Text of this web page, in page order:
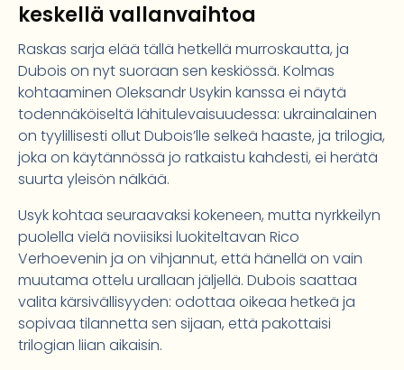
keskellä vallanvaihtoa
Raskas sarja elää tällä hetkellä murroskautta, ja
Dubois on nyt suoraan sen keskiössä. Kolmas
kohtaaminen Oleksandr Usykin kanssa ei näytä
todennäköiseltä lähitulevaisuudessa: ukrainalainen
on tyylillisesti ollut Dubois’lle selkeä haaste, ja trilogia,
joka on käytännössä jo ratkaistu kahdesti, ei herätä
suurta yleisön nälkää.
Usyk kohtaa seuraavaksi kokeneen, mutta nyrkkeilyn
puolella vielä noviisiksi luokiteltavan Rico
Verhoevenin ja on vihjannut, että hänellä on vain
muutama ottelu urallaan jäljellä. Dubois saattaa
valita kärsivällisyyden: odottaa oikeaa hetkeä ja
sopivaa tilannetta sen sijaan, että pakottaisi
trilogian liian aikaisin.